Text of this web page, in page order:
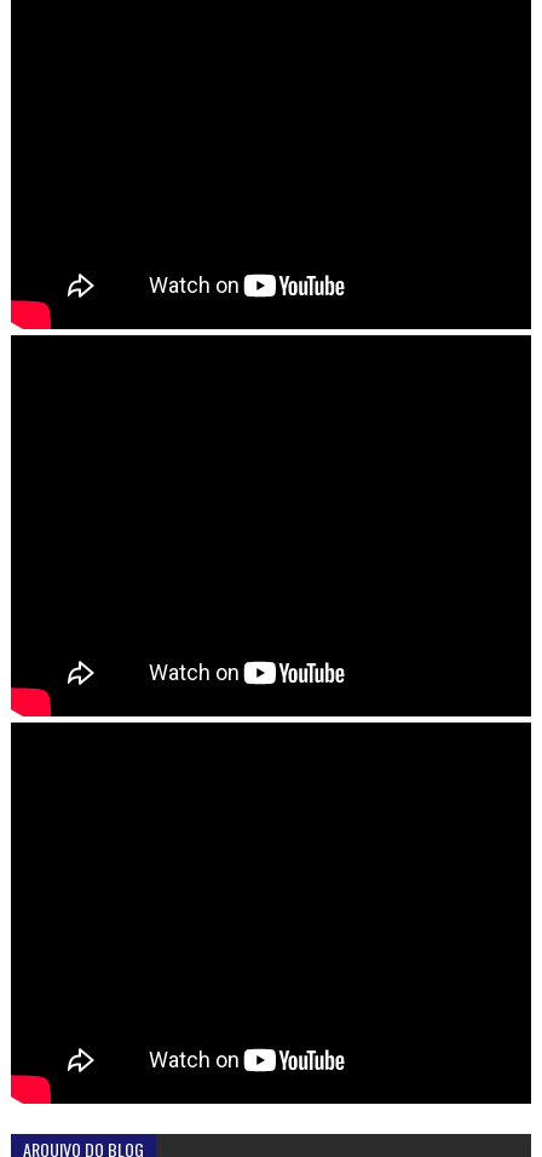
ARQUIVO DO BLOG